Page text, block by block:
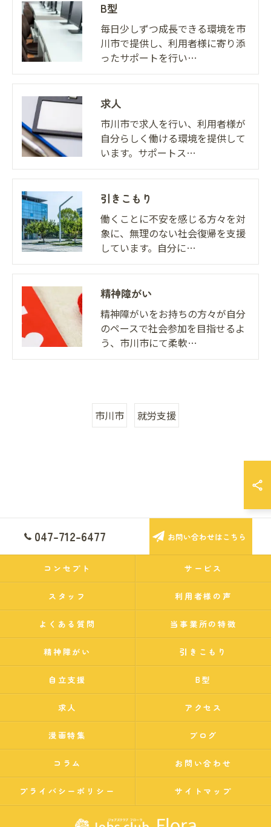
個人情報の開示･訂正･削除・利用停止の具体的手続
きにつきましては、お電話でお問合せ下さい。
B型
毎日少しずつ成長できる環境を市
川市で提供し、利用者様に寄り添
ったサポートを行い…
求人
市川市で求人を行い、利用者様が
自分らしく働ける環境を提供して
います。サポートス…
引きこもり
働くことに不安を感じる方々を対
象に、無理のない社会復帰を支援
しています。自分に…
精神障がい
精神障がいをお持ちの方々が自分
のペースで社会参加を目指せるよ
う、市川市にて柔軟…
市川市 就労支援
047-712-6477 お問い合わせはこちら
コンセプト サービス
スタッフ 利用者様の声
よくある質問 当事業所の特徴
精神障がい 引きこもり
自立支援 B型
求人 アクセス
漫画特集 ブログ
コラム お問い合わせ
プライバシーポリシー サイトマップ